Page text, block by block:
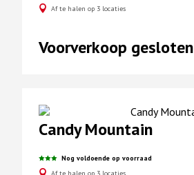
Af te halen op 3 locaties
Voorverkoop gesloten
Candy Mountain
Nog voldoende op voorraad